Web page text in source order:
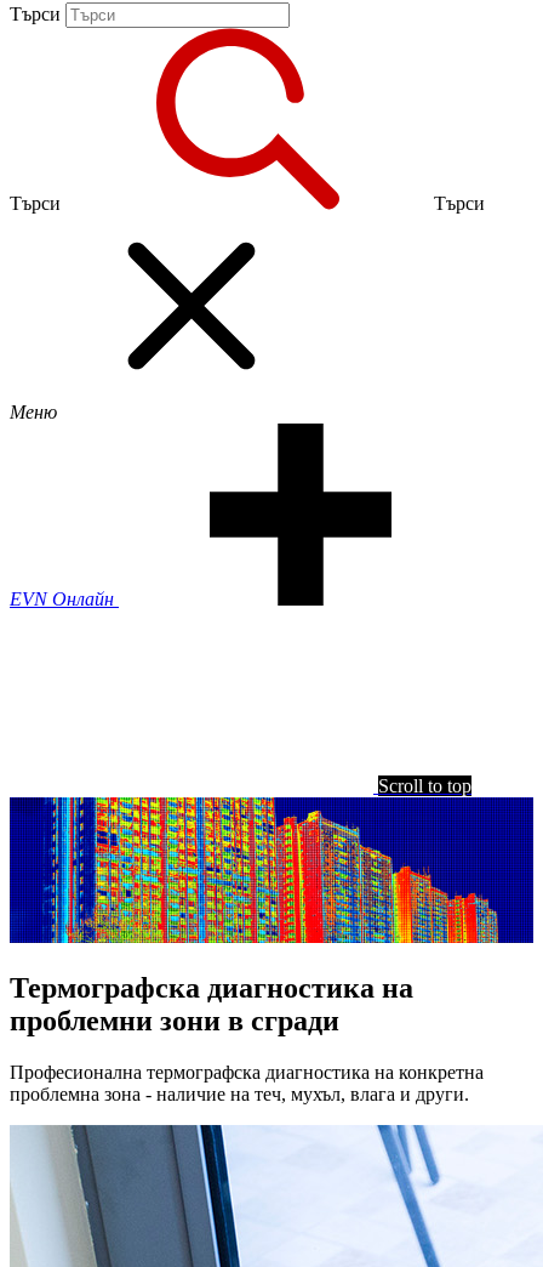
Търси
Търси Търси
Меню
EVN Онлайн
Scroll to top
Термографска диагностика на
проблемни зони в сгради
Професионална термографска диагностика на конкретна
проблемна зона - наличие на теч, мухъл, влага и други.